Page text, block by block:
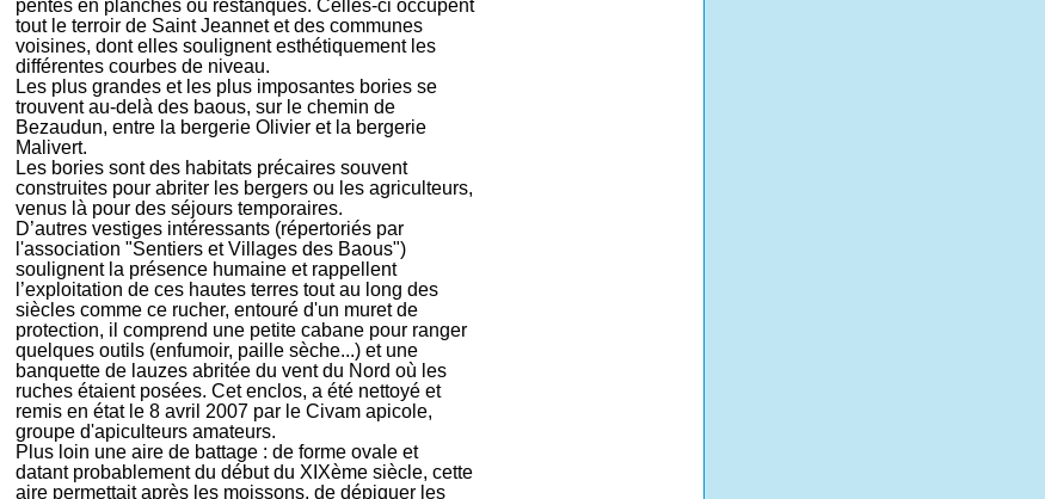
pentes en planches ou restanques. Celles-ci occupent
tout le terroir de Saint Jeannet et des communes
voisines, dont elles soulignent esthétiquement les
différentes courbes de niveau.
Les plus grandes et les plus imposantes bories se
trouvent au-delà des baous, sur le chemin de
Bezaudun, entre la bergerie Olivier et la bergerie
Malivert.
Les bories sont des habitats précaires souvent
construites pour abriter les bergers ou les agriculteurs,
venus là pour des séjours temporaires.
D’autres vestiges intéressants (répertoriés par
l'association "Sentiers et Villages des Baous")
soulignent la présence humaine et rappellent
l’exploitation de ces hautes terres tout au long des
siècles comme ce rucher, entouré d'un muret de
protection, il comprend une petite cabane pour ranger
quelques outils (enfumoir, paille sèche...) et une
banquette de lauzes abritée du vent du Nord où les
ruches étaient posées. Cet enclos, a été nettoyé et
remis en état le 8 avril 2007 par le Civam apicole,
groupe d'apiculteurs amateurs.
Plus loin une aire de battage : de forme ovale et
datant probablement du début du XIXème siècle, cette
aire permettait après les moissons, de dépiquer les